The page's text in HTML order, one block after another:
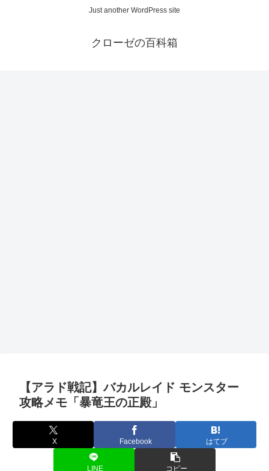
Just another WordPress site
クローゼの百科箱
【アラド戦記】バカルレイド モンスター
攻略メモ「暴竜王の正殿」
X Facebook はてブ
LINE コピー